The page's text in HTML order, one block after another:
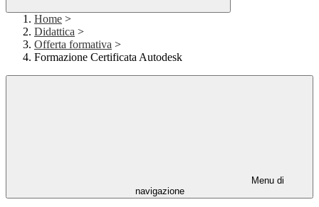
Home >
Didattica >
Offerta formativa >
Formazione Certificata Autodesk
Menu di
navigazione